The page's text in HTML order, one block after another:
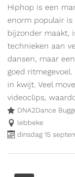
is
een
UiTPAS
Hiphop is een
enorm populair
bijzonder maakt,
technieken aan
dansen, maar
goed
in kwijt. Veel
videoclips,
DNA2Dance
lebbeke
dinsdag 15